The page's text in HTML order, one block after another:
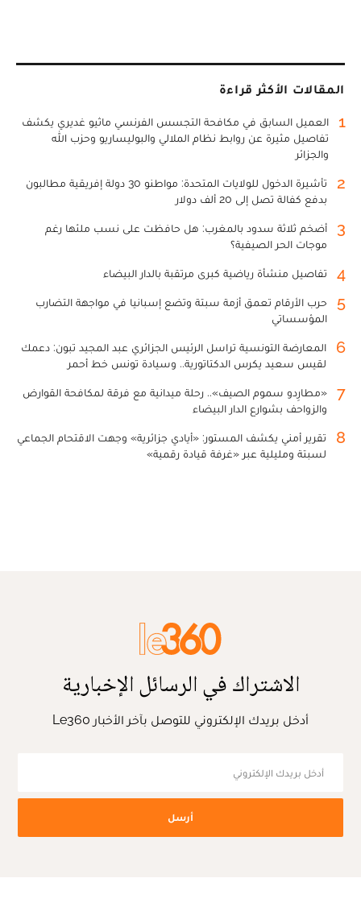
المقالات الأكثر قراءة
1
العميل السابق في مكافحة التجسس الفرنسي ماثيو غديري يكشف
تفاصيل مثيرة عن روابط نظام الملالي والبوليساريو وحزب الله
والجزائر
2
تأشيرة الدخول للولايات المتحدة: مواطنو 30 دولة إفريقية مطالبون
بدفع كفالة تصل إلى 20 ألف دولار
3
أضخم ثلاثة سدود بالمغرب: هل حافظت على نسب ملئها رغم
موجات الحر الصيفية؟
4 تفاصيل منشأة رياضية كبرى مرتقبة بالدار البيضاء
5
حرب الأرقام تعمق أزمة سبتة وتضع إسبانيا في مواجهة التضارب
المؤسساتي
6
المعارضة التونسية تراسل الرئيس الجزائري عبد المجيد تبون: دعمك
لقيس سعيد يكرس الدكتاتورية.. وسيادة تونس خط أحمر
7
«مطارِدو سموم الصيف».. رحلة ميدانية مع فرقة لمكافحة القوارض
والزواحف بشوارع الدار البيضاء
8
تقرير أمني يكشف المستور: «أيادي جزائرية» وجهت الاقتحام الجماعي
لسبتة ومليلية عبر «غرفة قيادة رقمية»
الاشتراك في الرسائل الإخبارية
أدخل بريدك الإلكتروني للتوصل بآخر الأخبار Le360
أرسل